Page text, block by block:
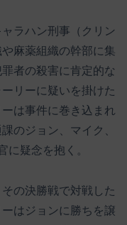
ラハン刑事（クリン
麻薬組織の幹部に集
者の殺害に肯定的な
リーに疑いを掛けた
は事件に巻き込まれ
のジョン、マイク、
に疑念を抱く。
の決勝戦で対戦した
はジョンに勝ちを譲